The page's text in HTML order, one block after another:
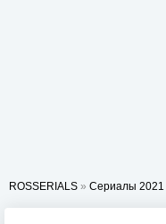
ROSSERIALS » Сериалы 2021